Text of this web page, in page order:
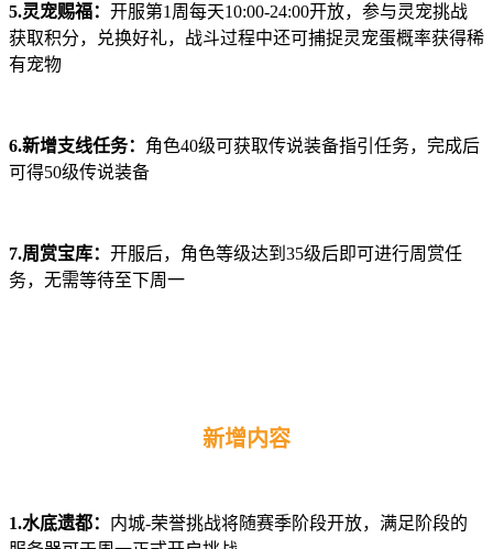
5.灵宠赐福： 开服第1周每天10:00-24:00开放，参与灵宠挑战
获取积分，兑换好礼，战斗过程中还可捕捉灵宠蛋概率获得稀
有宠物
6.新增支线任务： 角色40级可获取传说装备指引任务，完成后
可得50级传说装备
7.周赏宝库： 开服后，角色等级达到35级后即可进行周赏任
务，无需等待至下周一
新增内容
1.水底遗都： 内城-荣誉挑战将随赛季阶段开放，满足阶段的